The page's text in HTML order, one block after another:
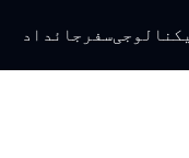
سفر جائداد